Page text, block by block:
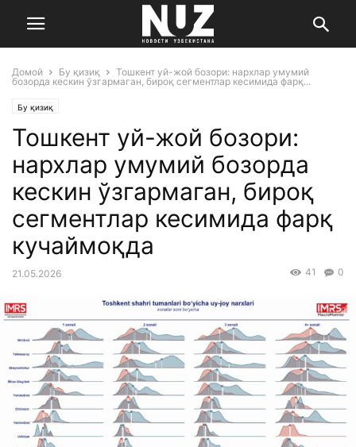
Домой Бу қизиқ
Тошкент уй-жой бозори: нархлар умумий
бозорда кескин ўзгармаган, бироқ сегментлар кесимида фарқ...
Бу қизиқ
Тошкент уй-жой бозори:
нархлар умумий бозорда
кескин ўзгармаган, бироқ
сегментлар кесимида фарқ
кучаймоқда
21.05.2026 0
41